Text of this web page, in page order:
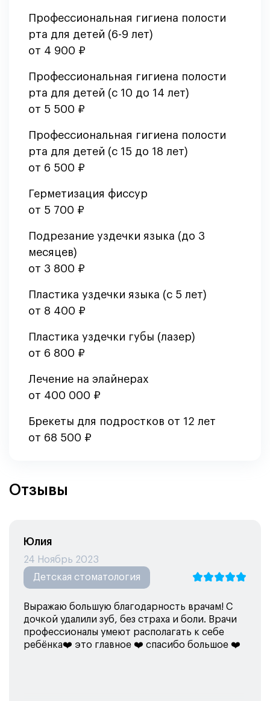
Профессиональная гигиена полости
рта для детей (6-9 лет)
от 4 900 ₽
Профессиональная гигиена полости
рта для детей (с 10 до 14 лет)
от 5 500 ₽
Профессиональная гигиена полости
рта для детей (с 15 до 18 лет)
от 6 500 ₽
Герметизация фиссур
от 5 700 ₽
Подрезание уздечки языка (до 3
месяцев)
от 3 800 ₽
Пластика уздечки языка (с 5 лет)
от 8 400 ₽
Пластика уздечки губы (лазер)
от 6 800 ₽
Лечение на элайнерах
от 400 000 ₽
Брекеты для подростков от 12 лет
от 68 500 ₽
Отзывы
Юлия
24 Ноябрь 2023
Детская стоматология
Выражаю большую благодарность врачам! С
дочкой удалили зуб, без страха и боли. Врачи
профессионалы умеют располагать к себе
ребёнка❤️ это главное ❤️ спасибо большое ❤️